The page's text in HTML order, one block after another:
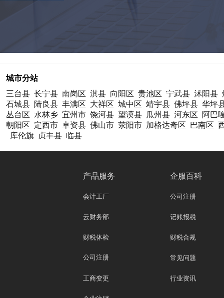
城市分站
三台县 长宁县 南岗区 淇县 向阳区 贵池区 宁武县 沭阳县
石城县 陆良县 丰满区 大祥区 城中区 靖宇县 佛坪县 华坪
丛台区 水林乡 宜州市 饶河县 望谟县 瓜州县 河东区
阿巴
朝阳区 定西市 卓资县 佛山市 荥阳市 加格达奇区 巴南区
库伦旗 贞丰县 临县
产品服务
会计工厂
云财务部
财税体检
公司注册
工商变更
企服百科
公司注册
记账报税
财税合规
常见问题
行业资讯